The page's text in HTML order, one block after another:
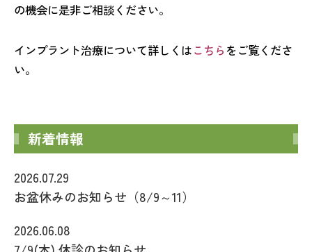
の機会に是非ご相談ください。
インプラント治療について詳しくはこちら をご覧くださ
い。
新着情報
2026.07.29
お盆休みのお知らせ（8/9～11）
2026.06.08